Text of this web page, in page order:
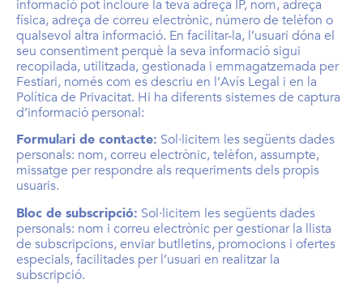
informació pot incloure la teva adreça IP, nom, adreça
física, adreça de correu electrònic, número de telèfon o
qualsevol altra informació. En facilitar-la, l’usuari dóna el
seu consentiment perquè la seva informació sigui
recopilada, utilitzada, gestionada i emmagatzemada per
Festiari, només com es descriu en l’Avís Legal i en la
Política de Privacitat. Hi ha diferents sistemes de captura
d’informació personal:
Formulari de contacte: Sol·licitem les següents dades
personals: nom, correu electrònic, telèfon, assumpte,
missatge per respondre als requeriments dels propis
usuaris.
Bloc de subscripció: Sol·licitem les següents dades
personals: nom i correu electrònic per gestionar la llista
de subscripcions, enviar butlletins, promocions i ofertes
especials, facilitades per l’usuari en realitzar la
subscripció.